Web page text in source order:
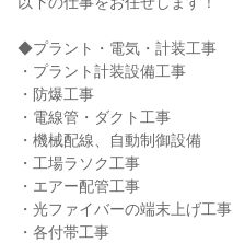
◆プラント・電気・計装工事
・プラント計装設備工事
・防爆工事
・電線管・ダクト工事
・機械配線、自動制御設備
・工場ラソク工事
・エアー配管工事
・光ファイバーの端末上げ工事
・各付帯工事